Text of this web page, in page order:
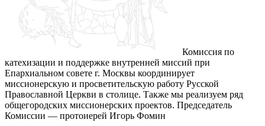
Комиссия по
катехизации и поддержке внутренней миссий при
Епархиальном совете г. Москвы координирует
миссионерскую и просветительскую работу Русской
Православной Церкви в столице. Также мы реализуем ряд
общегородских миссионерских проектов. Председатель
Комиссии — протоиерей Игорь Фомин